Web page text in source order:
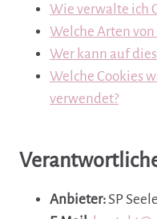
Wie verwalte ich
Welche Arten von
Wer kann auf
Welche Cookies
verwendet?
Anbieter: SP